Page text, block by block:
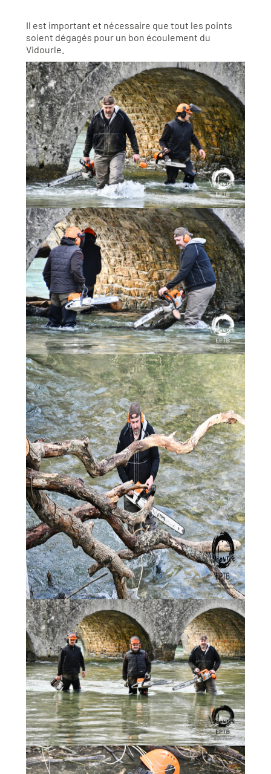
Il est important et nécessaire que tout les points
soient dégagés pour un bon écoulement du
Vidourle.